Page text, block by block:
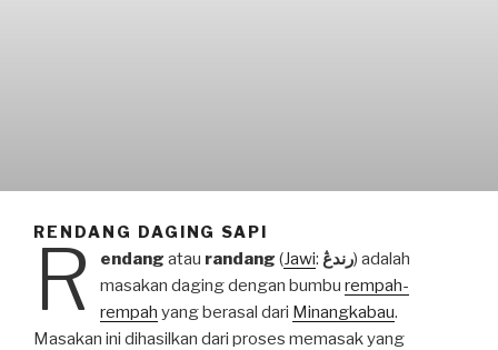
RENDANG DAGING SAPI
R endang atau randang (Jawi: رندڠ) adalah
masakan daging dengan bumbu rempah-
rempah yang berasal dari Minangkabau.
Masakan ini dihasilkan dari proses memasak yang